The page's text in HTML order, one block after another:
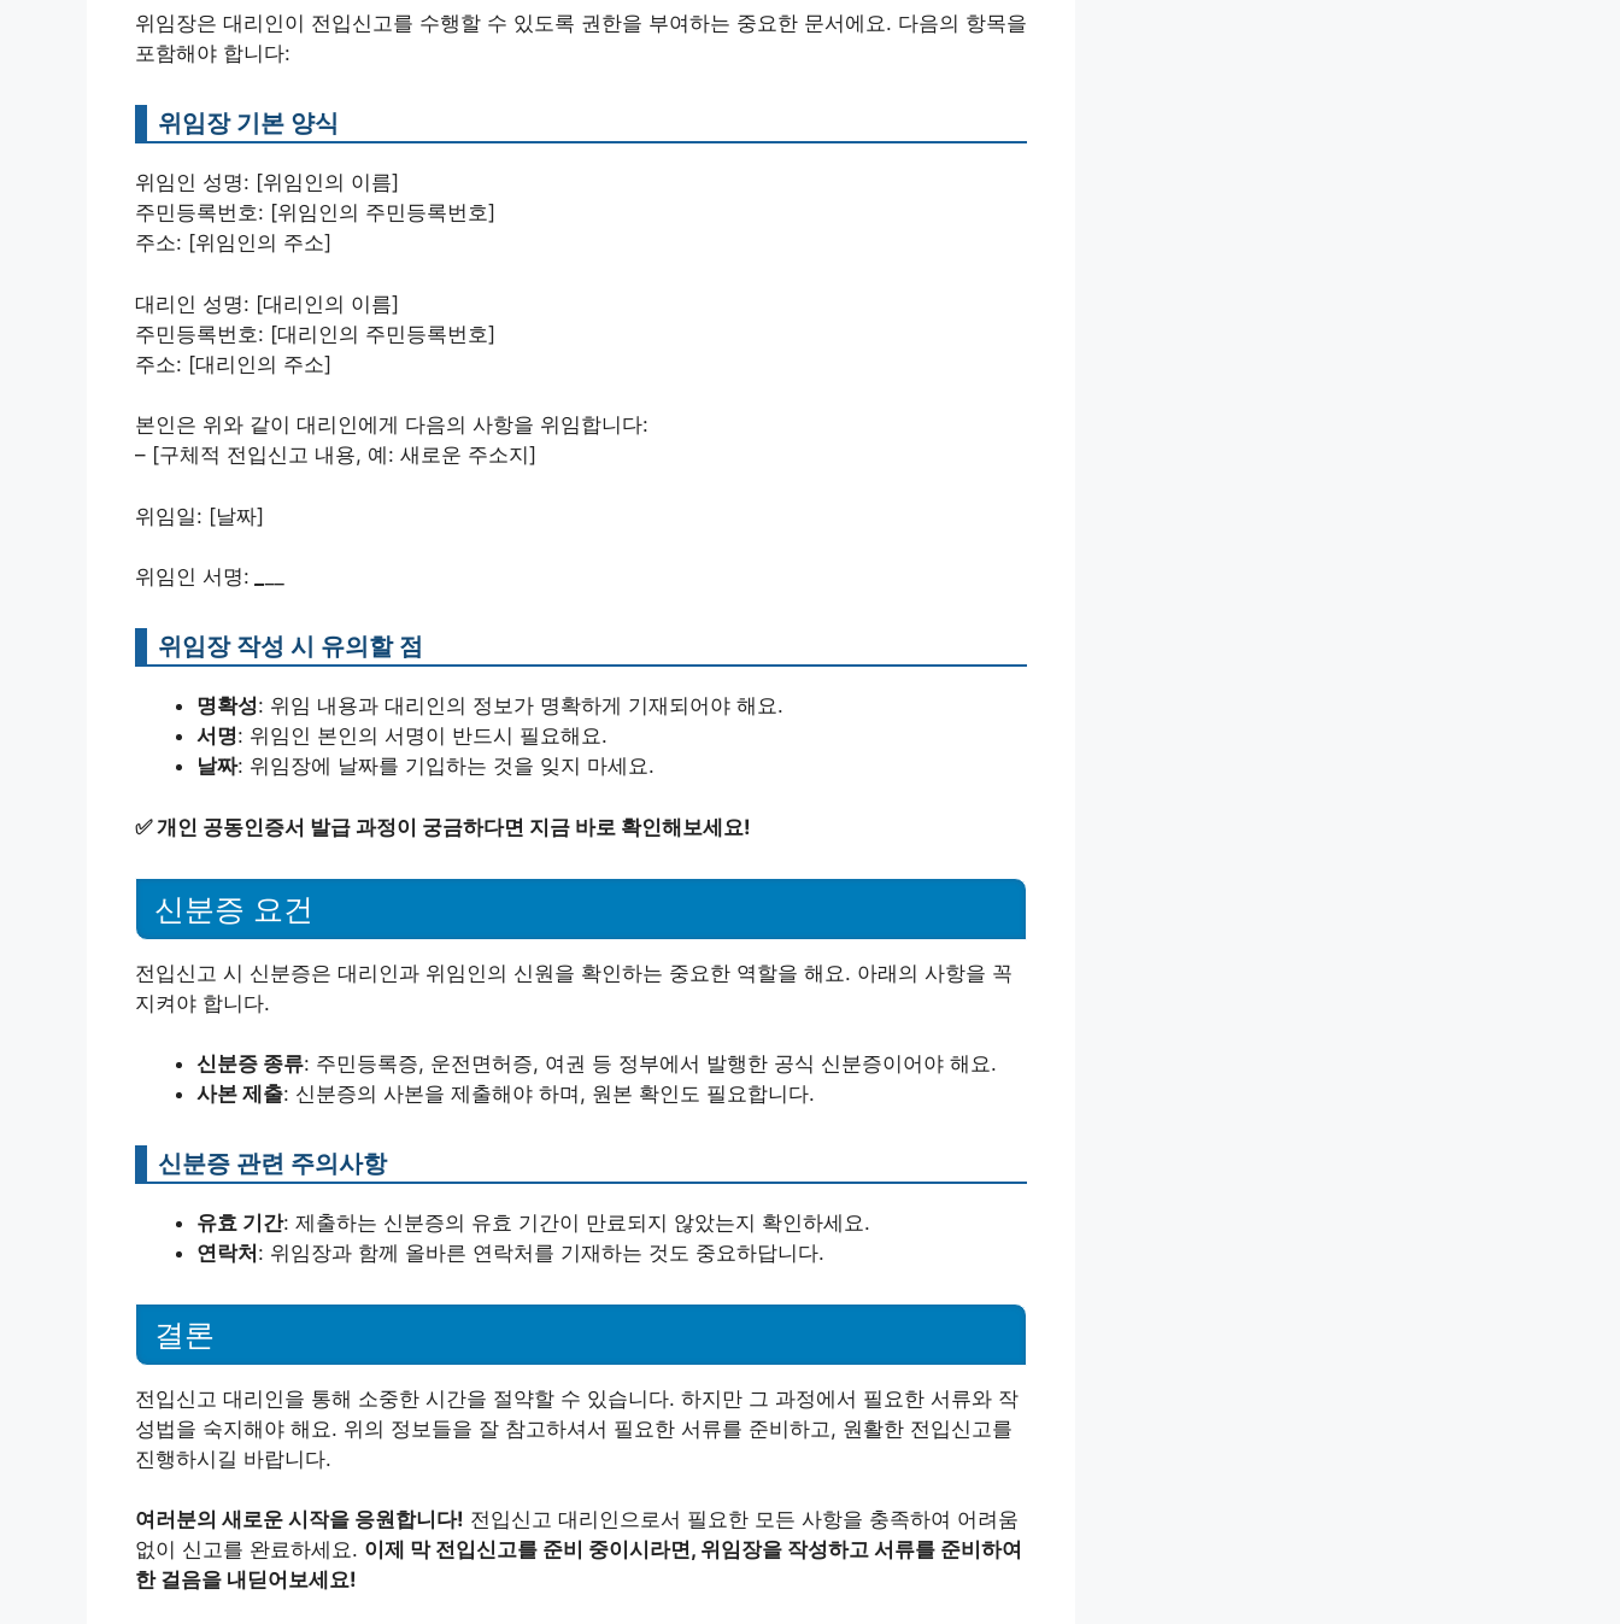
위임장은 대리인이 전입신고를 수행할 수 있도록 권한을 부여하는 중요한 문서에요. 다음의 항목을
포함해야 합니다:
위임장 기본 양식
위임인 성명: [위임인의 이름]
주민등록번호: [위임인의 주민등록번호]
주소: [위임인의 주소]
대리인 성명: [대리인의 이름]
주민등록번호: [대리인의 주민등록번호]
주소: [대리인의 주소]
본인은 위와 같이 대리인에게 다음의 사항을 위임합니다:
– [구체적 전입신고 내용, 예: 새로운 주소지]
위임일: [날짜]
위임인 서명:
위임장 작성 시 유의할 점
명확성: 위임 내용과 대리인의 정보가 명확하게 기재되어야 해요.
서명: 위임인 본인의 서명이 반드시 필요해요.
날짜: 위임장에 날짜를 기입하는 것을 잊지 마세요.
✅개인 공동인증서 발급 과정이 궁금하다면 지금 바로 확인해보세요!
신분증 요건
전입신고 시 신분증은 대리인과 위임인의 신원을 확인하는 중요한 역할을 해요. 아래의 사항을 꼭
지켜야 합니다.
신분증 종류: 주민등록증, 운전면허증, 여권 등 정부에서 발행한 공식 신분증이어야 해요.
사본 제출: 신분증의 사본을 제출해야 하며, 원본 확인도 필요합니다.
신분증 관련 주의사항
유효 기간: 제출하는 신분증의 유효 기간이 만료되지 않았는지 확인하세요.
연락처 : 위임장과 함께 올바른 연락처를 기재하는 것도 중요하답니다.
결론
전입신고 대리인을 통해 소중한 시간을 절약할 수 있습니다. 하지만 그 과정에서 필요한 서류와 작
성법을 숙지해야 해요. 위의 정보들을 잘 참고하셔서 필요한 서류를 준비하고, 원활한 전입신고를
진행하시길 바랍니다.
여러분의 새로운 시작을 응원합니다! 전입신고 대리인으로서 필요한 모든 사항을 충족하여 어려움
없이 신고를 완료하세요. 이제 막 전입신고를 준비 중이시라면, 위임장을 작성하고 서류를 준비하여
한 걸음을 내딛어보세요!